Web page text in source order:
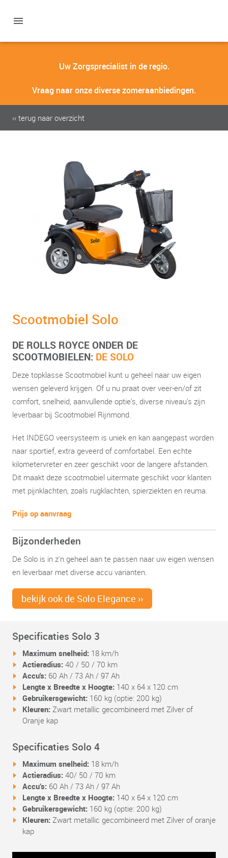
Uw Zorgsprecialist in de regio.
Vraag naar onze diverse zomeraanbiedingen.
‹‹ terug naar overzicht
Scootmobiel Solo
DE ROLLS ROYCE ONDER DE
SCOOTMOBIELEN: DE SOLO
Deze topklasse Scootmobiel kunt u geheel naar uw eigen
wensen geleverd krijgen. Of u nu praat over veer-en/of zit
comfort, snelheid, aanvullende optie's, diverse niveau's zijn
leverbaar bij Scootmobiel Rijnmond.
Het INDEGO veersysteem is uniek en kan aangepast worden
naar sportief, extra geveerd of comfortabel. Een echte
kilometervreter en zeer geschikt voor de langere afstanden.
Dit maakt deze scootmobiel uitermate geschikt voor klanten
met pijnklachten, zoals rugklachten, spierziekten en reuma.
Prijs op aanvraag
Bijzonderheden
De Solo is in z'n geheel aan te passen naar uw eigen wensen
en leverbaar met diverse accu varianten.
bekijk ook de Solo Elegance ››
Specificaties Solo 3
Maximum snelheid: 18 km/h
Actieradius: 40 / 50 / 70 km
Accu's: 60 Ah / 73 Ah / 97 Ah
Lengte x Breedte x Hoogte: 140 x 64 x 120 cm
Gebruikersgewicht: 160 kg (optie: 200 kg)
Kleuren: Zwart metallic gecombineerd met Zilver of
Oranje kap
Specificaties Solo 4
Maximum snelheid: 18 km/h
Actieradius: 40/ 50 / 70 km
Accu’s: 60 Ah / 73 Ah / 97 Ah
Lengte x Breedte x Hoogte: 140 x 64 x 120 cm
Gebruikersgewicht: 160 kg (optie: 200 kg)
Kleuren: Zwart metallic gecombineerd met Zilver of oranje
kap